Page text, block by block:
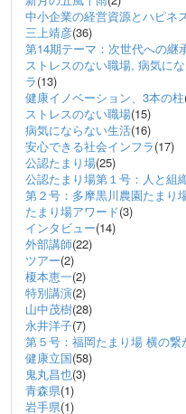
中小企業の経営資源とハピネ
三上靖彦(36)
第14期テーマ：次世代への継
ストレスのない職場, 病気に
ラ(13)
健康イノベーション、3本の柱
ストレスのない職場(15)
病気にならない生活(16)
安心できる社会インフラ(17)
公認たまり場(25)
公認たまり場第１号：人と組
第２号：多摩黒川農園たまり
たまり場アワード(3)
インタビュー(14)
外部講師(22)
ツアー(2)
榎本恵一(2)
特別講演(2)
山中茂樹(28)
永井洋子(7)
第５号：福岡たまり場 横の繋
健康立国(58)
鬼丸昌也(3)
青森県(1)
岩手県(1)